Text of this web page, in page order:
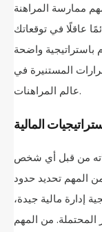
ممارسة المراهنة
عاقلًا في توقعاتك
باستراتيجية واضحة
المستنيرة في
عالم المراهنات.
المالية
من قبل أي شخص
المهم تحديد حدود
إدارة مالية جيدة،
المحتملة. من المهم